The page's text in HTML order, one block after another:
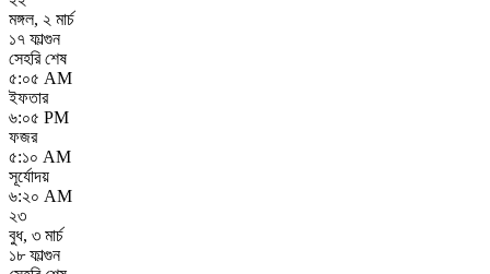
মঙ্গল, ২ মার্চ
১৭ ফাল্গুন
সেহরি শেষ
৫:০৫ AM
ইফতার
৬:০৫ PM
ফজর
৫:১০ AM
সূর্যোদয়
৬:২০ AM
২৩
বুধ, ৩ মার্চ
১৮ ফাল্গুন